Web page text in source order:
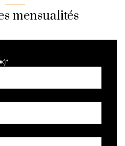
mensualités